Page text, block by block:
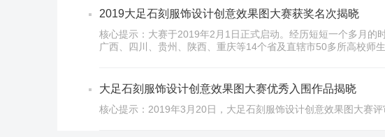
2019大足石刻服饰设计创意效果图大赛获奖名次揭晓
核心提示：大赛于2019年2月1日正式启动。经历短短一个多月的
广西、四川、贵州、陕西、重庆等14个省及直辖市50多所高校师
大足石刻服饰设计创意效果图大赛优秀入围作品揭晓
核心提示：2019年3月20日，大足石刻服饰设计创意效果图大赛评